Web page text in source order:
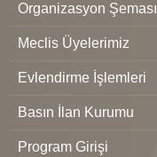
Organizasyon Şeması
Meclis Üyelerimiz
Evlendirme İşlemleri
Basın İlan Kurumu
Program Girişi